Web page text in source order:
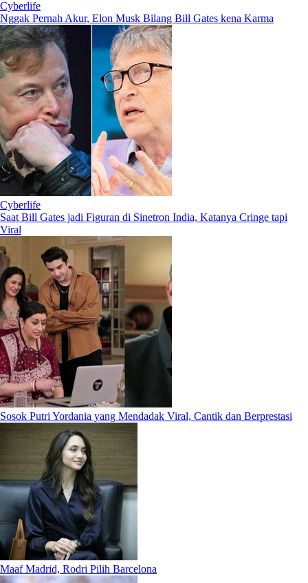
Cyberlife
Nggak Pernah Akur, Elon Musk Bilang Bill Gates kena Karma
Cyberlife
Saat Bill Gates jadi Figuran di Sinetron India, Katanya Cringe tapi
Viral
Sosok Putri Yordania yang Mendadak Viral, Cantik dan Berprestasi
Maaf Madrid, Rodri Pilih Barcelona